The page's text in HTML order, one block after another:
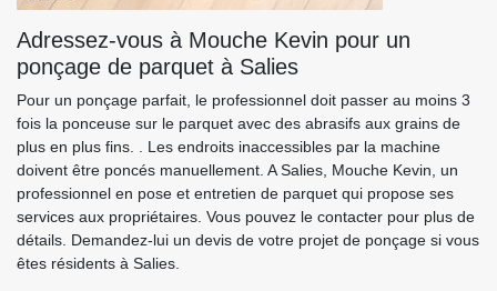
Adressez-vous à Mouche Kevin pour un
ponçage de parquet à Salies
Pour un ponçage parfait, le professionnel doit passer au moins 3
fois la ponceuse sur le parquet avec des abrasifs aux grains de
plus en plus fins. . Les endroits inaccessibles par la machine
doivent être poncés manuellement. A Salies, Mouche Kevin, un
professionnel en pose et entretien de parquet qui propose ses
services aux propriétaires. Vous pouvez le contacter pour plus de
détails. Demandez-lui un devis de votre projet de ponçage si vous
êtes résidents à Salies.